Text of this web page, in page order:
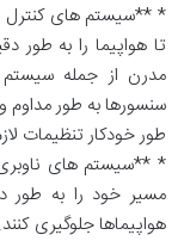
* **سیستم های کنترل
تا هواپیما را به طور
سنسورها به طور
طور خودکار تنظیمات
* **سیستم های
مسیر خود را به طور
هواپیماها جلوگیری